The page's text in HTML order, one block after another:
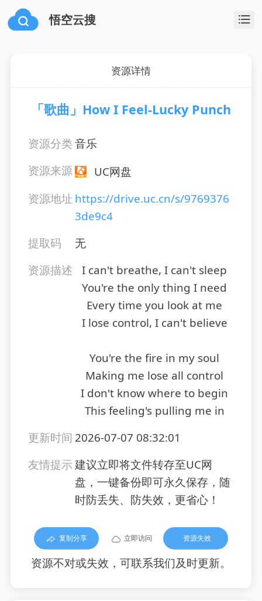
悟空云搜
资源详情
「歌曲」How I Feel-Lucky Punch
资源分类音乐
资源来源
UC网盘
资源地址 https://drive.uc.cn/s/9769376
3de9c4
提取码
无
资源描述
I can't breathe, I can't sleep
You're the only thing I need
Every time you look at me
I lose control, I can't believe
You're the fire in my soul
Making me lose all control
I don't know where to begin
This feeling's pulling me in
更新时间 2026-07-07 08:32:01
友情提示建议立即将文件转存至UC网
盘，一键备份即可永久保存，随
时防丢失、防失效，更省心！
复制分享 立即访问 资源失效
资源不对或失效，可联系我们及时更新。